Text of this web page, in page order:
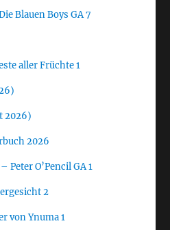
Blauen Boys GA 7
aller Früchte 1
2026)
2026
Peter O’Pencil GA 1
2
von Ynuma 1